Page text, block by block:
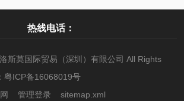
热线电话：
斯莫国际贸易（深圳）有限公司 All Rights
粤ICP备16068019号
管理登录 sitemap.xml